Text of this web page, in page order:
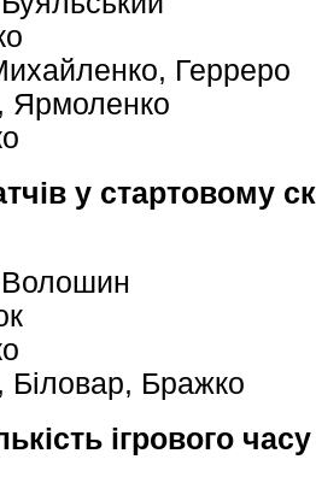
Герреро
Ярмоленко
у стартовому
Біловар, Бражко
ігрового